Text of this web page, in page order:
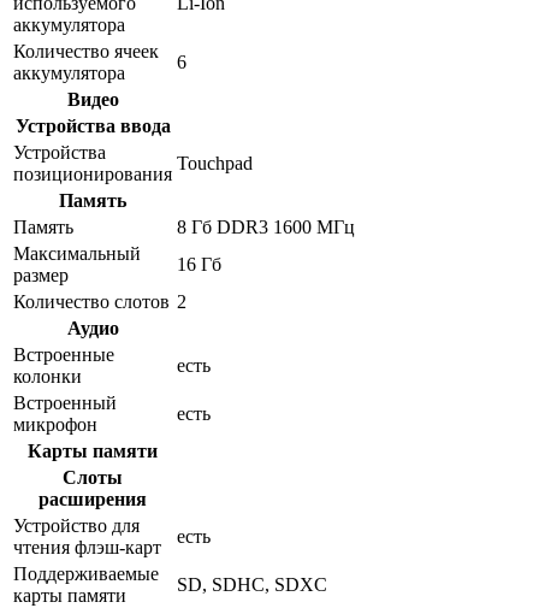
аккумулятора
Количество ячеек
аккумулятора
6
Видео
Устройства ввода
Устройства
позиционирования
Touchpad
Память
Память
8 Гб DDR3 1600 МГц
Максимальный
размер
16 Гб
Количество слотов 2
Аудио
Встроенные
колонки
есть
Встроенный
микрофон
есть
Карты памяти
Слоты
расширения
Устройство для
чтения флэш-карт
есть
Поддерживаемые
карты памяти
SD, SDHC, SDXC